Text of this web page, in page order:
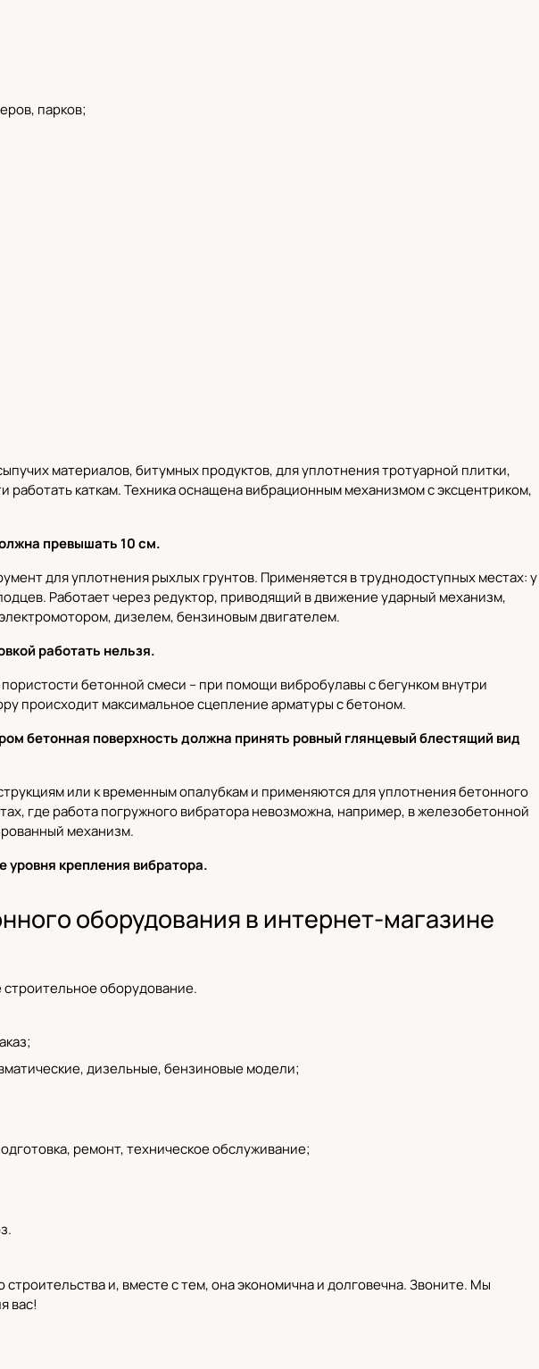
парков;
материалов, битумных продуктов, для уплотнения тротуарной плитки,
каткам. Техника оснащена вибрационным механизмом с эксцентриком,
превышать 10 см.
для уплотнения рыхлых грунтов. Применяется в труднодоступных местах: у
Работает через редуктор, приводящий в движение ударный механизм,
дизелем, бензиновым двигателем.
работать нельзя.
бетонной смеси – при помощи вибробулавы с бегунком внутри
происходит максимальное сцепление арматуры с бетоном.
бетонная поверхность должна принять ровный глянцевый блестящий вид
или к временным опалубкам и применяются для уплотнения бетонного
где работа погружного вибратора невозможна, например, в железобетонной
механизм.
крепления вибратора.
оборудования в интернет-магазине
оборудование.
дизельные,бензиновые модели;
ремонт, техническое обслуживание;
и, вместе с тем, она экономична и долговечна. Звоните. Мы
вас!